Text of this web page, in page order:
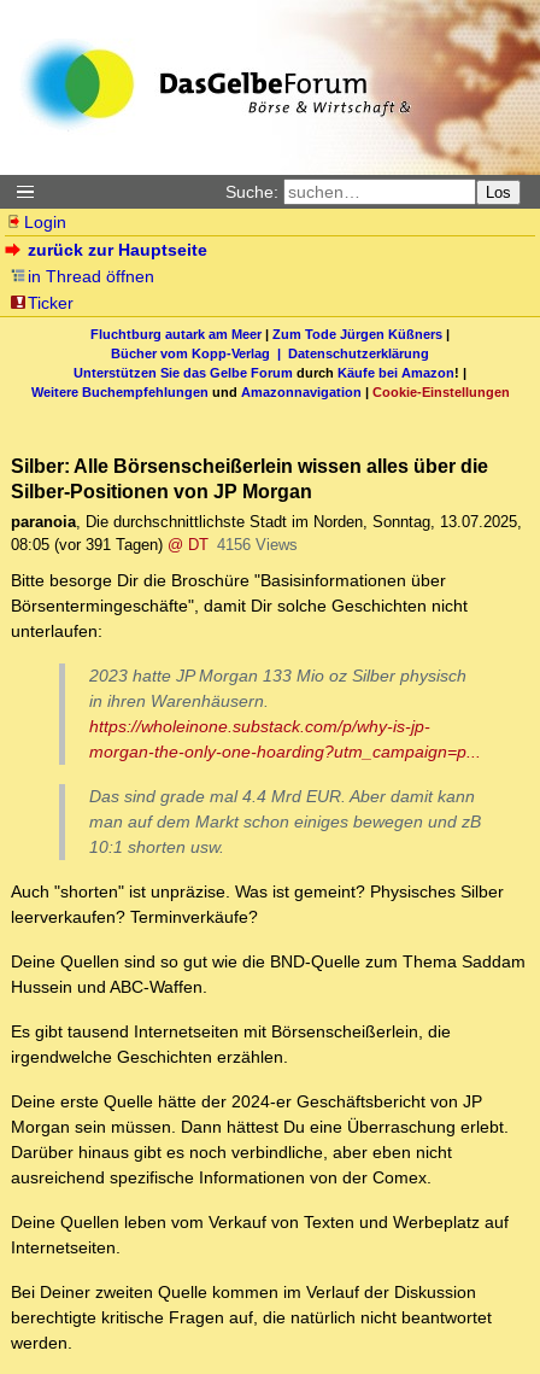
Suche: Los
Login
zurück zur Hauptseite
in Thread öffnen
Ticker
Fluchtburg autark am Meer| Zum Tode Jürgen Küßners |
Bücher vom Kopp-Verlag | Datenschutzerklärung
Unterstützen Sie das Gelbe Forum durch Käufe bei Amazon! |
Weitere Buchempfehlungen und Amazonnavigation | Cookie-Einstellungen
Silber: Alle Börsenscheißerlein wissen alles über die
Silber-Positionen von JP Morgan
paranoia, Die durchschnittlichste Stadt im Norden, Sonntag, 13.07.2025,
08:05 (vor 391 Tagen) @ DT 4156 Views
Bitte besorge Dir die Broschüre "Basisinformationen über
Börsentermingeschäfte", damit Dir solche Geschichten nicht
unterlaufen:
2023 hatte JP Morgan 133 Mio oz Silber physisch
in ihren Warenhäusern.
https://wholeinone.substack.com/p/why-is-jp-
morgan-the-only-one-hoarding?utm_campaign=p...
Das sind grade mal 4.4 Mrd EUR. Aber damit kann
man auf dem Markt schon einiges bewegen und zB
10:1 shorten usw.
Auch "shorten" ist unpräzise. Was ist gemeint? Physisches Silber
leerverkaufen? Terminverkäufe?
Deine Quellen sind so gut wie die BND-Quelle zum Thema Saddam
Hussein und ABC-Waffen.
Es gibt tausend Internetseiten mit Börsenscheißerlein, die
irgendwelche Geschichten erzählen.
Deine erste Quelle hätte der 2024-er Geschäftsbericht von JP
Morgan sein müssen. Dann hättest Du eine Überraschung erlebt.
Darüber hinaus gibt es noch verbindliche, aber eben nicht
ausreichend spezifische Informationen von der Comex.
Deine Quellen leben vom Verkauf von Texten und Werbeplatz auf
Internetseiten.
Bei Deiner zweiten Quelle kommen im Verlauf der Diskussion
berechtigte kritische Fragen auf, die natürlich nicht beantwortet
werden.